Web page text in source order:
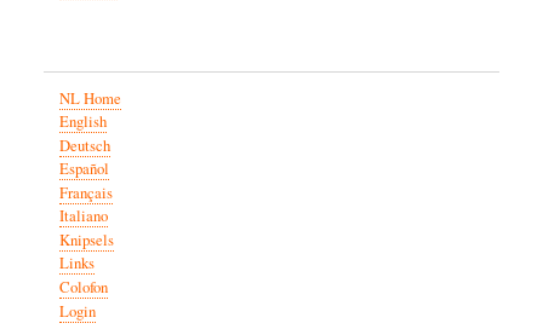
NL Home
English
Deutsch
Español
Français
Italiano
Knipsels
Links
Colofon
Login